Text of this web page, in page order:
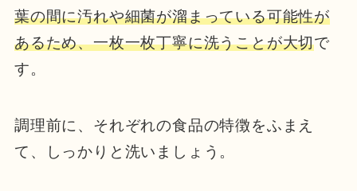
葉の間に汚れや細菌が溜まっている可能性が
あるため、一枚一枚丁寧に洗うことが大切で
す。
調理前に、それぞれの食品の特徴をふまえ
て、しっかりと洗いましょう。